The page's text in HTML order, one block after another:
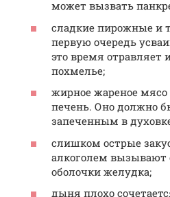
может вызвать
сладкие пирожные и
первую очередь
это время отравляет
похмелье;
жирное жареное мясо
печень. Оно должно
запеченным в
слишком острые
алкоголем вызывают
оболочки желудка;
дыня плохо